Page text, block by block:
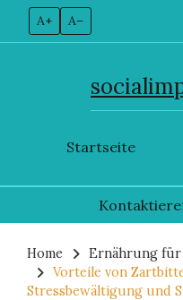
A+ A–
Startseite
content
Home
Ernährung für
Vorteile von
Stressbewältigung und